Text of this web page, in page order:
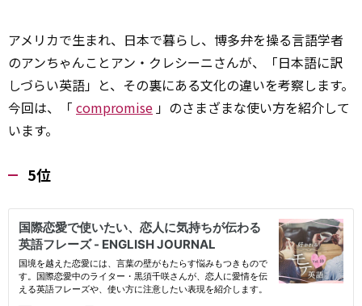
アメリカで生まれ、日本で暮らし、博多弁を操る言語学者
のアンちゃんことアン・クレシーニさんが、「日本語に訳
しづらい英語」と、その裏にある文化の違いを考察します。
今回は、「 compromise 」のさまざまな使い方を紹介して
います。
5位